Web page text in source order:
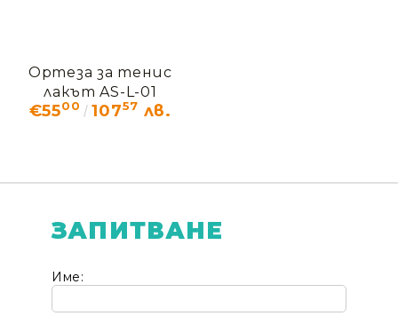
Ортеза за тенис
лакът AS-L-01
€5500 10757 лв.
ЗАПИТВАНЕ
Име: